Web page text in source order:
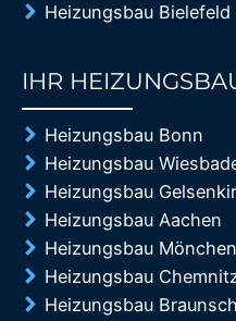
Heizungsbau Bielefeld
IHR
Heizungsbau Bonn
Heizungsbau
Heizungsbau
Heizungsbau Aachen
Heizungsbau
Heizungsbau
Heizungsbau